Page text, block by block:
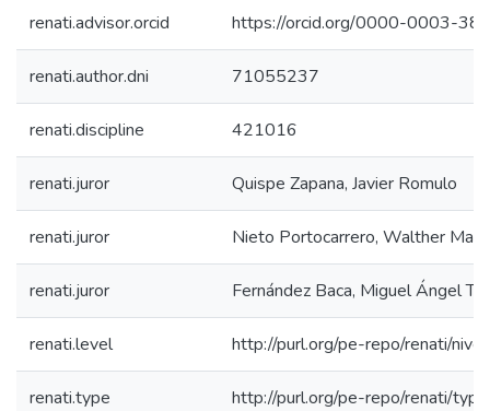
renati.advisor.orcid https://orcid.org/0000-0003-
renati.author.dni 71055237
renati.discipline 421016
renati.juror Quispe Zapana, Javier Romulo
renati.juror Nieto Portocarrero, Walther
renati.juror Fernández Baca, Miguel Ángel
renati.level http://purl.org/pe-repo/renati/
renati.type http://purl.org/pe-repo/renati/